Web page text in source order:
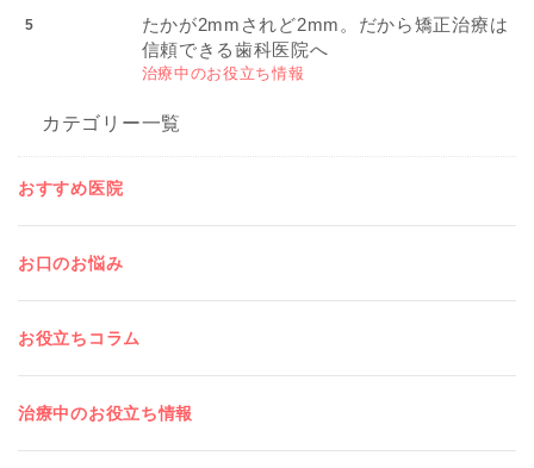
たかが2mmされど2mm。だから矯正治療は
信頼できる歯科医院へ
治療中のお役立ち情報
カテゴリー一覧
おすすめ医院
お口のお悩み
お役立ちコラム
治療中のお役立ち情報